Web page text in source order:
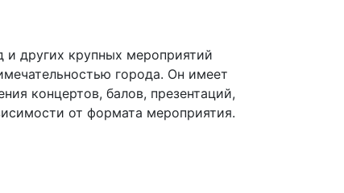
города. Он имеет
концертов, балов, презентаций,
от формата мероприятия.